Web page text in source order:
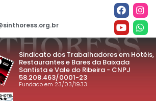
Sindicato dos Trabalhadores em Hotéis,
Restaurantes e Bares da Baixada
Santista e Vale do Ribeira - CNPJ
58.208.463/0001-23
Fundado em 23/03/1933